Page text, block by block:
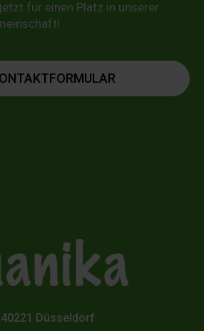
für einen Platz in unserer
Düsseldorf